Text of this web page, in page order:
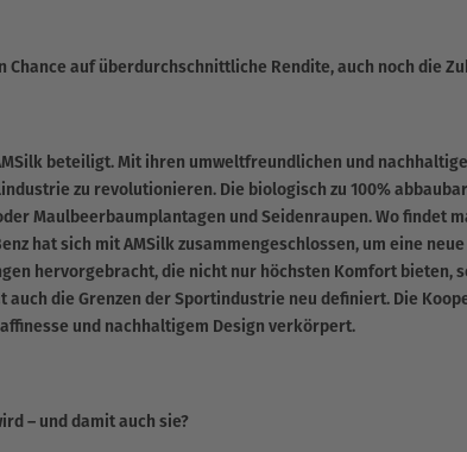
Chance auf überdurchschnittliche Rendite, auch noch die
beteiligt. Mit ihren umweltfreundlichen und
zu revolutionieren. Die biologisch zu 100%
Maulbeerbaumplantagen und Seidenraupen. Wo findet
hat sich mit AMSilk zusammengeschlossen, um eine
hervorgebracht, die nicht nur höchsten Komfort bieten,
auch die Grenzen der Sportindustrie neu definiert. Die
und nachhaltigem Design verkörpert.
– und damit auch sie?